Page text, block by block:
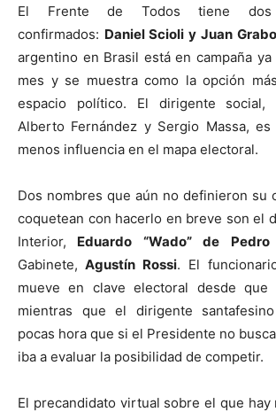
El Frente de Todos tiene dos
confirmados: Daniel Scioli y Juan
argentino en Brasil está en campaña
mes y se muestra como la opción
espacio político. El dirigente
Alberto Fernández y Sergio Massa,
menos influencia en el mapa electoral.
Dos nombres que aún no definieron su
coquetean con hacerlo en breve son el
Interior, Eduardo “Wado” de Pedro
Gabinete, Agustín Rossi. El
mueve en clave electoral desde que
mientras que el dirigente
pocas hora que si el Presidente no
iba a evaluar la posibilidad de competir.
El precandidato virtual sobre el que hay